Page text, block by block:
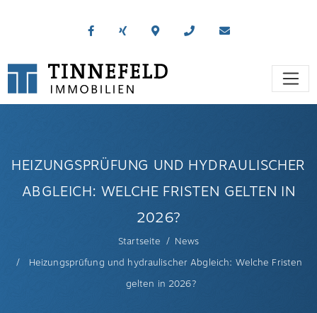
HEIZUNGSPRÜFUNG UND HYDRAULISCHER
ABGLEICH: WELCHE FRISTEN GELTEN IN
2026?
Startseite
News
Heizungsprüfung und hydraulischer Abgleich: Welche Fristen
gelten in 2026?